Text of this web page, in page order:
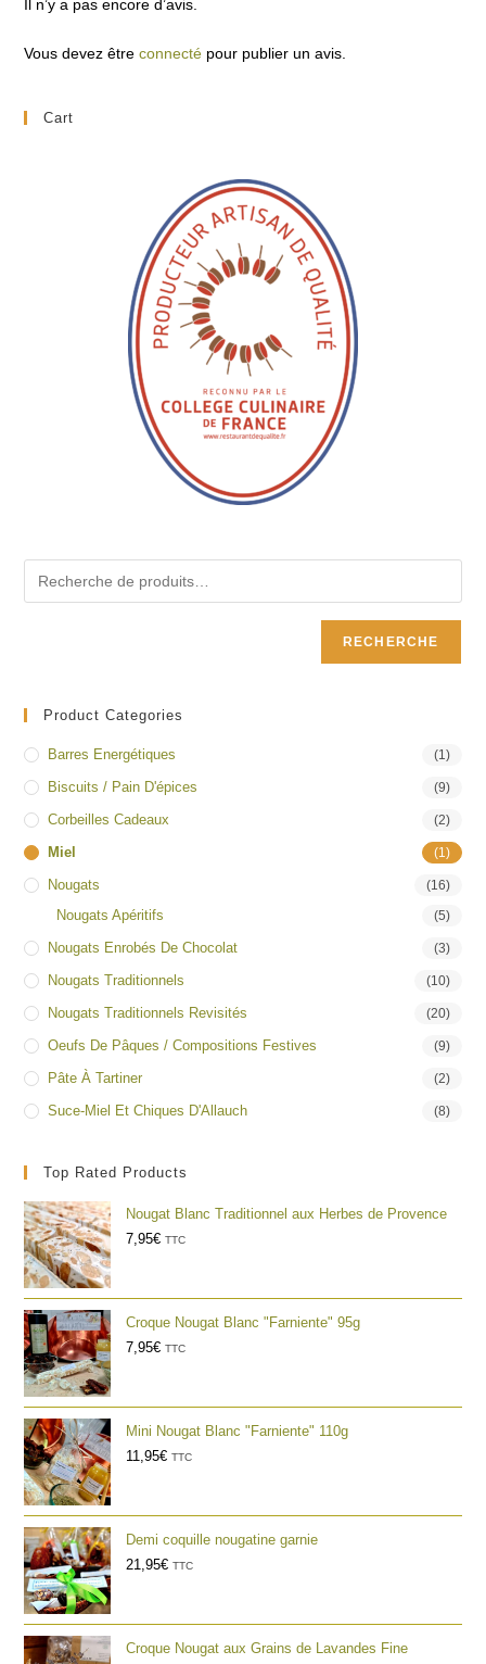
Il n’y a pas encore d’avis.
Vous devez êtreconnecté pour publier un avis.
Cart
RECHERCHE
Product Categories
Barres Energétiques (1)
Biscuits / Pain D'épices (9)
Corbeilles Cadeaux (2)
Miel (1)
Nougats (16)
Nougats Apéritifs (5)
Nougats Enrobés De Chocolat (3)
Nougats Traditionnels (10)
Nougats Traditionnels Revisités (20)
Oeufs De Pâques / Compositions Festives (9)
Pâte À Tartiner (2)
Suce-Miel Et Chiques D'Allauch (8)
Top Rated Products
Nougat Blanc Traditionnel aux Herbes de Provence
7,95€ TTC
Croque Nougat Blanc "Farniente" 95g
7,95€ TTC
Mini Nougat Blanc "Farniente" 110g
11,95€ TTC
Demi coquille nougatine garnie
21,95€ TTC
Croque Nougat aux Grains de Lavandes Fine